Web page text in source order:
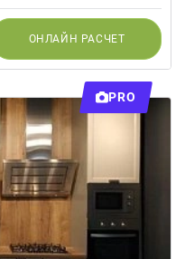
ОНЛАЙН РАСЧЕТ
PRO